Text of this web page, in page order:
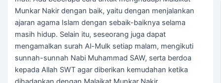
Munkar Nakir dengan baik, yaitu dengan menjalankan
ajaran agama Islam dengan sebaik-baiknya selama
masih hidup. Selain itu, seseorang juga dapat
mengamalkan surah Al-Mulk setiap malam, mengikuti
sunnah-sunnah Nabi Muhammad SAW, serta berdoa
kepada Allah SWT agar diberikan kemudahan ketika